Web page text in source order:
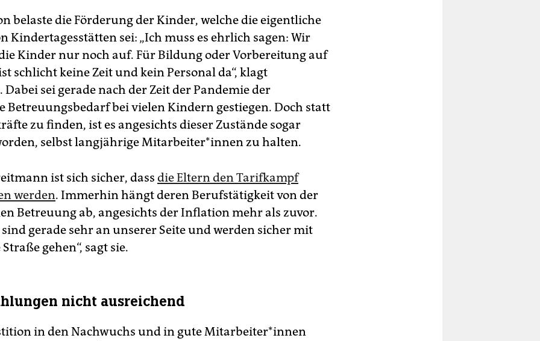
belaste die Förderung der Kinder, welche die eigentliche
Kindertagesstätten sei: „Ich muss es ehrlich sagen: Wir
Kinder nur noch auf. Für Bildung oder Vorbereitung auf
schlicht keine Zeit und kein Personal da“, klagt
sei gerade nach der Zeit der Pandemie der
Betreuungsbedarf bei vielen Kindern gestiegen. Doch statt
zu finden, ist es angesichts dieser Zustände sogar
selbst langjährige Mit­ar­bei­te­r*in­nen zu halten.
ist sich sicher, dass die Eltern den Tarifkampf
werden. Immerhin hängt deren Berufstätigkeit von der
Betreuung ab, angesichts der Inflation mehr als zuvor.
sind gerade sehr an unserer Seite und werden sicher mit
gehen“, sagt sie.
nicht ausreichend
in den Nachwuchs und in gute Mit­ar­bei­te­r*in­nen